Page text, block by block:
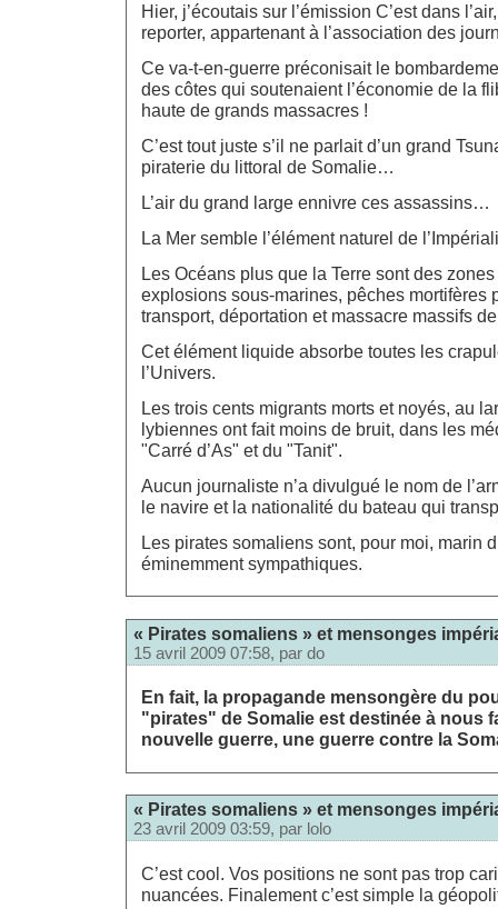
Hier, j’écoutais sur l’émission C’est dans
reporter, appartenant à l’association des
Ce va-t-en-guerre préconisait le
des côtes qui soutenaient l’économie de la
haute de grands massacres !
C’est tout juste s’il ne parlait d’un grand
piraterie du littoral de Somalie…
L’air du grand large ennivre ces assassins…
La Mer semble l’élément naturel de
Les Océans plus que la Terre sont des
explosions sous-marines, pêches mortifères
transport, déportation et massacre massifs
Cet élément liquide absorbe toutes les
l’Univers.
Les trois cents migrants morts et noyés, au
lybiennes ont fait moins de bruit, dans les
"Carré d’As" et du "Tanit".
Aucun journaliste n’a divulgué le nom de
le navire et la nationalité du bateau qui
Les pirates somaliens sont, pour moi, marin
éminemment sympathiques.
« Pirates somaliens » et mensonges
15 avril 2009 07:58, par do
En fait, la propagande mensongère du
"pirates" de Somalie est destinée à nous
nouvelle guerre, une guerre contre la
« Pirates somaliens » et mensonges
23 avril 2009 03:59, par lolo
C’est cool. Vos positions ne sont pas trop
nuancées. Finalement c’est simple la